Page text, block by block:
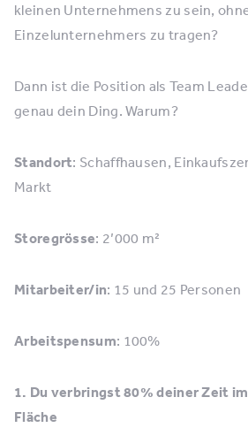
kleinen Unternehmens zu sein,
Einzelunternehmers zu tragen?
Dann ist die Position als Team
genau dein Ding. Warum?
Standort: Schaffhausen,
Markt
Storegrösse: 2’000 m²
Mitarbeiter/in: 15 und 25 Personen
Arbeitspensum: 100%
1. Du verbringst 80% deiner Zeit
Fläche